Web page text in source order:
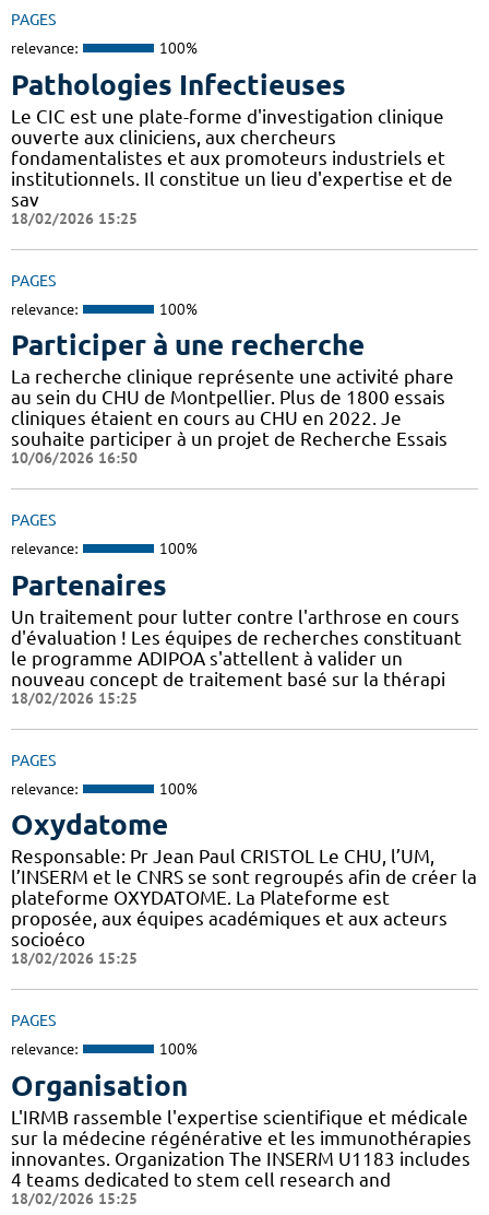
PAGES
relevance: 100%
Pathologies Infectieuses
Le CIC est une plate-forme d'investigation clinique
ouverte aux cliniciens, aux chercheurs
fondamentalistes et aux promoteurs industriels et
institutionnels. Il constitue un lieu d'expertise et de
sav
18/02/2026 15:25
PAGES
relevance: 100%
Participer à une recherche
La recherche clinique représente une activité phare
au sein du CHU de Montpellier. Plus de 1800 essais
cliniques étaient en cours au CHU en 2022. Je
souhaite participer à un projet de Recherche Essais
10/06/2026 16:50
PAGES
relevance: 100%
Partenaires
Un traitement pour lutter contre l'arthrose en cours
d'évaluation ! Les équipes de recherches constituant
le programme ADIPOA s'attellent à valider un
nouveau concept de traitement basé sur la thérapi
18/02/2026 15:25
PAGES
relevance: 100%
Oxydatome
Responsable: Pr Jean Paul CRISTOL Le CHU, l’UM,
l’INSERM et le CNRS se sont regroupés afin de créer la
plateforme OXYDATOME. La Plateforme est
proposée, aux équipes académiques et aux acteurs
socioéco
18/02/2026 15:25
PAGES
relevance: 100%
Organisation
L'IRMB rassemble l'expertise scientifique et médicale
sur la médecine régénérative et les immunothérapies
innovantes. Organization The INSERM U1183 includes
4 teams dedicated to stem cell research and
18/02/2026 15:25